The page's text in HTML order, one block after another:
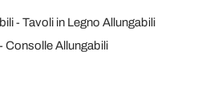
Tavoli in Legno Allungabili
Consolle Allungabili